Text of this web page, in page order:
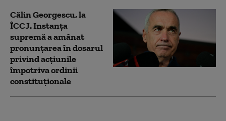
Călin Georgescu, la
ÎCCJ. Instanța
supremă a amânat
pronunțarea în dosarul
privind acțiunile
împotriva ordinii
constituționale